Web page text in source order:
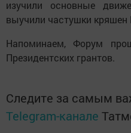
изучили основные
выучили частушки кряшен
Напоминаем, Форум
Президентских грантов.
Следите за самым
Telegram-канале